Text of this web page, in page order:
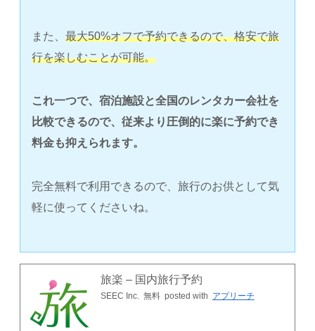
また、最大50%オフで予約できるので、格安で旅
行を楽しむことが可能。
これ一つで、宿泊施設と全国のレンタカー会社を
比較できるので、従来より圧倒的に楽に予約でき
料金も抑えられます。
完全無料で利用できるので、旅行のお供として気
軽に使ってくださいね。
旅楽 – 国内旅行予約
SEEC Inc. 無料 posted with アプリーチ